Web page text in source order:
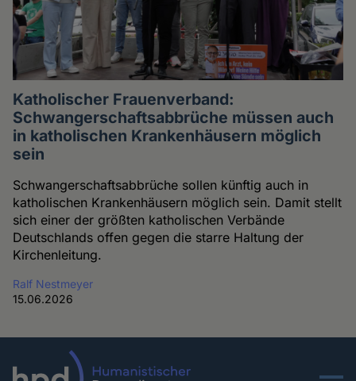
Katholischer Frauenverband:
Schwangerschaftsabbrüche müssen auch
in katholischen Krankenhäusern möglich
sein
Schwangerschaftsabbrüche sollen künftig auch in
katholischen Krankenhäusern möglich sein. Damit stellt
sich einer der größten katholischen Verbände
Deutschlands offen gegen die starre Haltung der
Kirchenleitung.
Ralf Nestmeyer
15.06.2026